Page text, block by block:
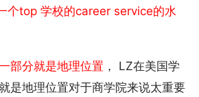
个top 学校的career service的水
部分就是地理位置 ， LZ在美国学
是地理位置对于商学院来说太重要